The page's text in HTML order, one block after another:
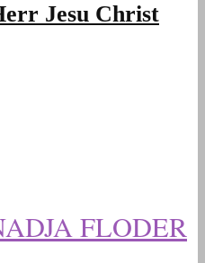
Jesu Christ
FLODER